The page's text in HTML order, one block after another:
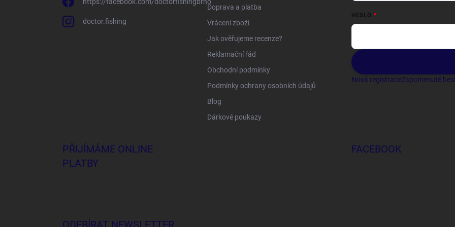
doctor.fishing
Doprava a platba
Vrácení zboží
Jak ověřujeme recenze?
Reklamační řád
Obchodní podmínky
Podmínky ochrany osobních údajů
Blog
Dárkové poukazy
HESLO
Nová registraceZapomenuté
PŘIJÍMÁME ONLINE
PLATBY
FACEBOOK
ODEBÍRAT NEWSLETTER